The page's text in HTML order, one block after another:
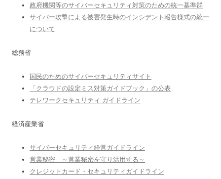
政府機関等のサイバーセキュリティ対策のための統一基準群
サイバー攻撃による被害発生時のインシデント報告様式の統一
について
総務省
国民のためのサイバーセキュリティサイト
「クラウドの設定ミス対策ガイドブック」の公表
テレワークセキュリティ ガイドライン
経済産業省
サイバーセキュリティ経営ガイドライン
営業秘密 ～営業秘密を守り活用する～
クレジットカード・セキュリティガイドライン